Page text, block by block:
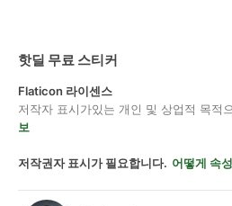
핫딜 무료 스티커
Flaticon 라이센스
저작자 표시가있는 개인 및 상업적 목적
보
저작권자 표시가 필요합니다. 어떻게 속